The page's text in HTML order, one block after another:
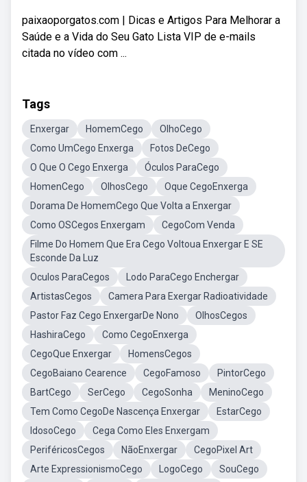
paixaoporgatos.com | Dicas e Artigos Para Melhorar a
Saúde e a Vida do Seu Gato Lista VIP de e-mails
citada no vídeo com ...
Tags
Enxergar HomemCego
OlhoCego
Como UmCego Enxerga
Fotos DeCego
O Que O Cego Enxerga
Óculos ParaCego
HomenCego
OlhosCego
Oque CegoEnxerga
Dorama De HomemCego Que Volta a Enxergar
Como OSCegos Enxergam
CegoCom Venda
Filme Do Homem Que Era Cego Voltoua Enxergar E SE
Esconde Da Luz
Oculos ParaCegos
Lodo ParaCego Enchergar
ArtistasCegos
Camera Para Exergar Radioatividade
Pastor Faz Cego EnxergarDe Nono
OlhosCegos
HashiraCego
Como CegoEnxerga
CegoQue Enxergar
HomensCegos
CegoBaiano Cearence
CegoFamoso
PintorCego
BartCego
SerCego CegoSonha
MeninoCego
Tem Como CegoDe Nascença Enxergar
EstarCego
IdosoCego
Cega Como Eles Enxergam
PeriféricosCegos
NãoEnxergar
CegoPixel Art
Arte ExpressionismoCego
LogoCego
SouCego